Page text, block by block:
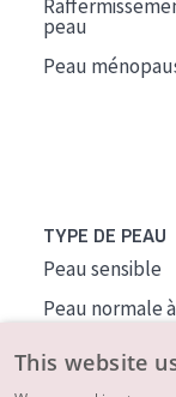
peau
Peau
TYPE DE PEAU
Peau sensible
Peau normale
Peau mixte ou
Peau mature
This website